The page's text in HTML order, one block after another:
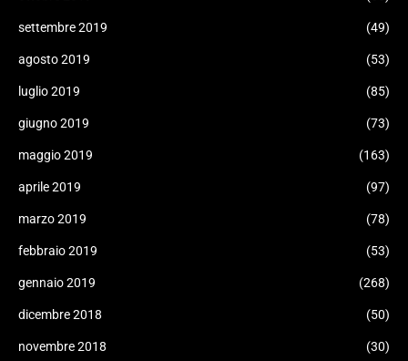
settembre 2019 (49)
agosto 2019 (53)
luglio 2019 (85)
giugno 2019 (73)
maggio 2019 (163)
aprile 2019 (97)
marzo 2019 (78)
febbraio 2019 (53)
gennaio 2019 (268)
dicembre 2018 (50)
novembre 2018 (30)